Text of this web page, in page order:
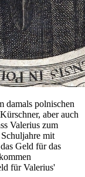
damals polnischen
aber auch
Valerius zum
mit
Geld für das
für Valerius'